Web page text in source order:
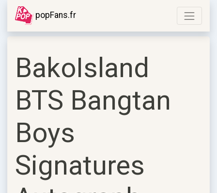
popFans.fr
BakoIsland
BTS Bangtan
Boys
Signatures